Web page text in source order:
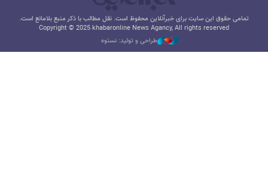
تمامی حقوق این سایت برای خبرآنلاین محفوظ است. نقل مطالب با ذکر منبع بلامانع است.
Copyright © 2025 khabaronline News Agancy, All rights reserved
طراحی و تولید: نستوه